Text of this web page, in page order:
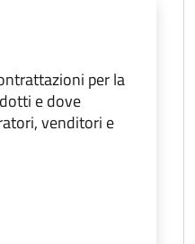
per la
e dove
venditori e